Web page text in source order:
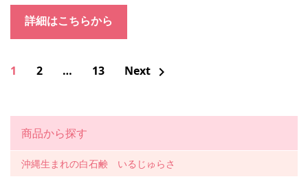
詳細はこちらから
1 2 … 13 Next chevron_right
商品から探す
沖縄生まれの白石鹸 いるじゅらさ